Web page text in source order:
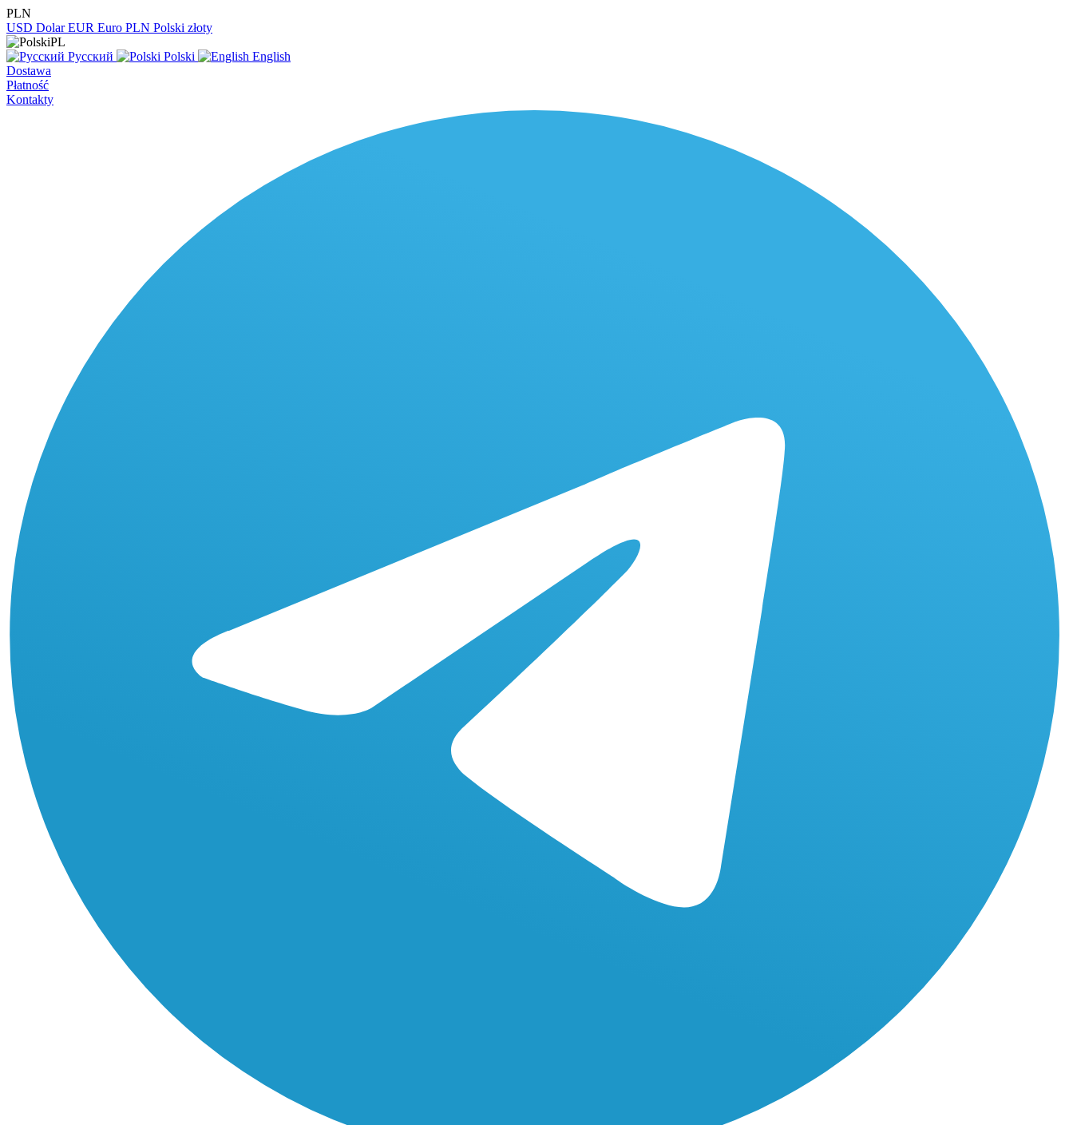
PLN
USD Dolar EUR Euro PLN Polski złoty
PL
Русский
Polski
English
Dostawa
Płatność
Kontakty